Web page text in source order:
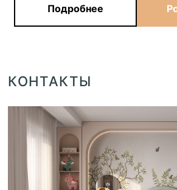
Подробнее
КОНТАКТЫ